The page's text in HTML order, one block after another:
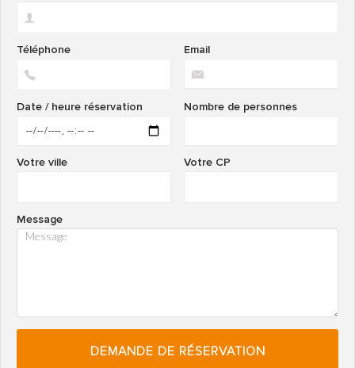
Email
Téléphone
Nombre de personnes
Date / heure réservation
Votre CP
Votre ville
Message
DEMANDE DE RÉSERVATION